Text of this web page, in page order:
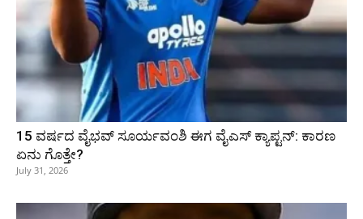
15 ವರ್ಷದ ವೈಭವ್ ಸೂರ್ಯವಂಶಿ ಈಗ ವೈಎಸ್ ಕ್ಯಾಪ್ಟನ್: ಕಾರಣ
ಏನು ಗೊತ್ತೇ?
July 31, 2026